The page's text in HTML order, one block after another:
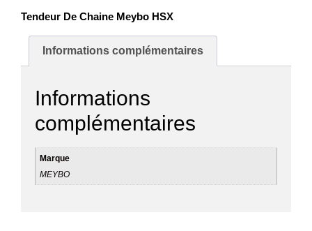
Tendeur De Chaine Meybo HSX
Informations complémentaires
Informations
complémentaires
Marque
MEYBO